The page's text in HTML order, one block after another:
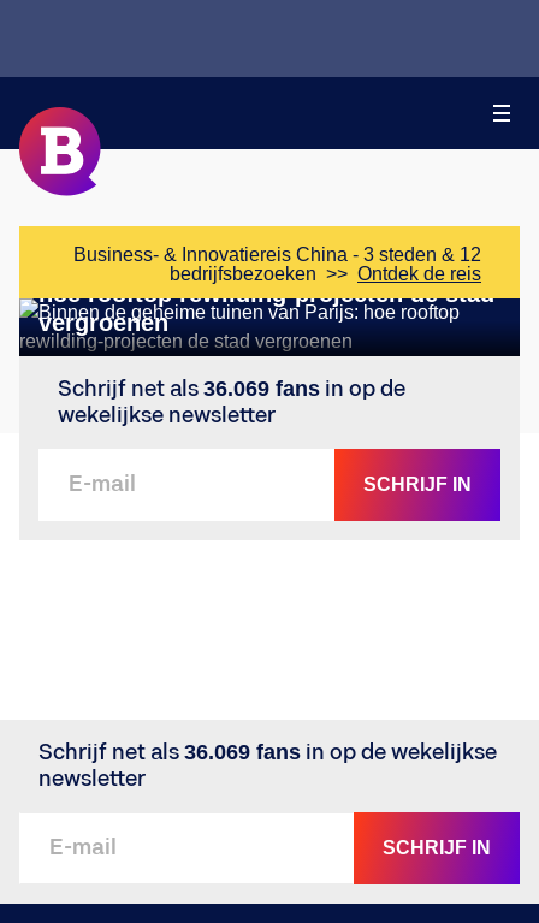
Business- & Innovatiereis China - 3 steden & 12
bedrijfsbezoeken >> Ontdek de reis
SOCIETY
Binnen de geheime tuinen van Parijs:
hoe rooftop rewilding-projecten de stad
vergroenen
Schrijf net als 36.069 fans in op de
wekelijkse newsletter
SCHRIJF IN
Schrijf net als 36.069 fans in op de wekelijkse
newsletter
SCHRIJF IN